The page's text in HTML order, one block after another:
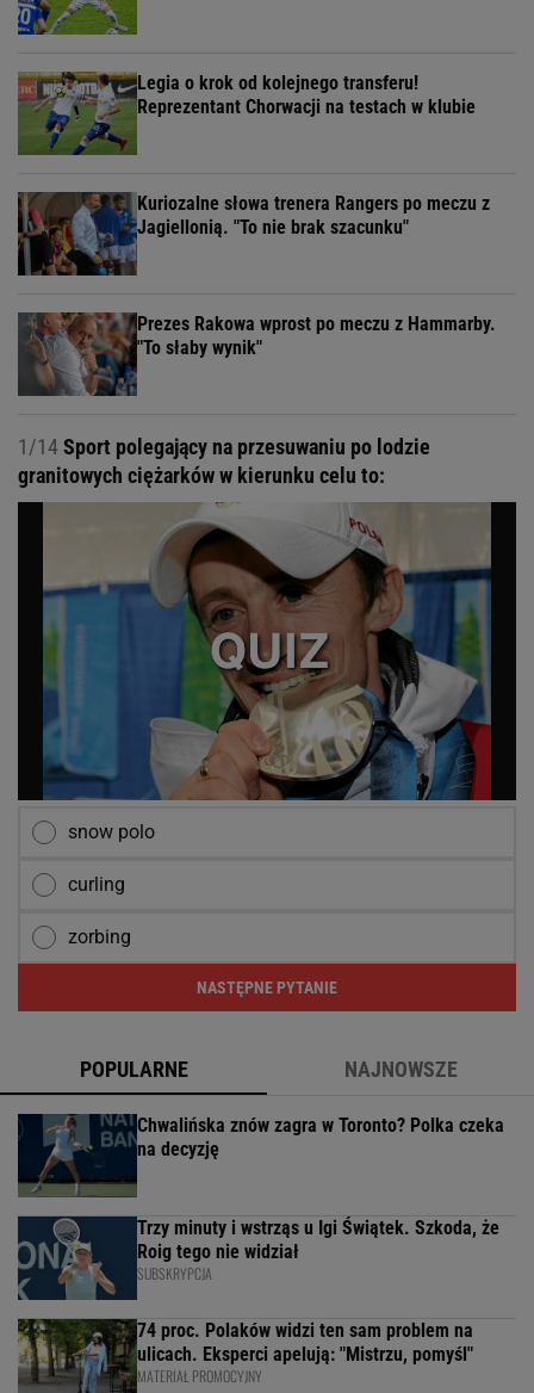
Legia o krok od kolejnego transferu!
Reprezentant Chorwacji na testach w klubie
Kuriozalne słowa trenera Rangers po meczu z
Jagiellonią. "To nie brak szacunku"
Prezes Rakowa wprost po meczu z Hammarby.
"To słaby wynik"
1/14Sport polegający na przesuwaniu po lodzie
granitowych ciężarków w kierunku celu to:
snow polo
curling
zorbing
NASTĘPNE PYTANIE
POPULARNE NAJNOWSZE
Chwalińska znów zagra w Toronto? Polka czeka
na decyzję
Trzy minuty i wstrząs u Igi Świątek. Szkoda, że
Roig tego nie widział
SUBSKRYPCJA
74 proc. Polaków widzi ten sam problem na
ulicach. Eksperci apelują: "Mistrzu, pomyśl"
MATERIAŁ PROMOCYJNY